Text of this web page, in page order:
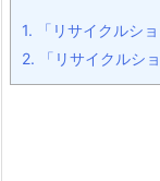
1. 「リサイクルシ
2. 「リサイクルシ